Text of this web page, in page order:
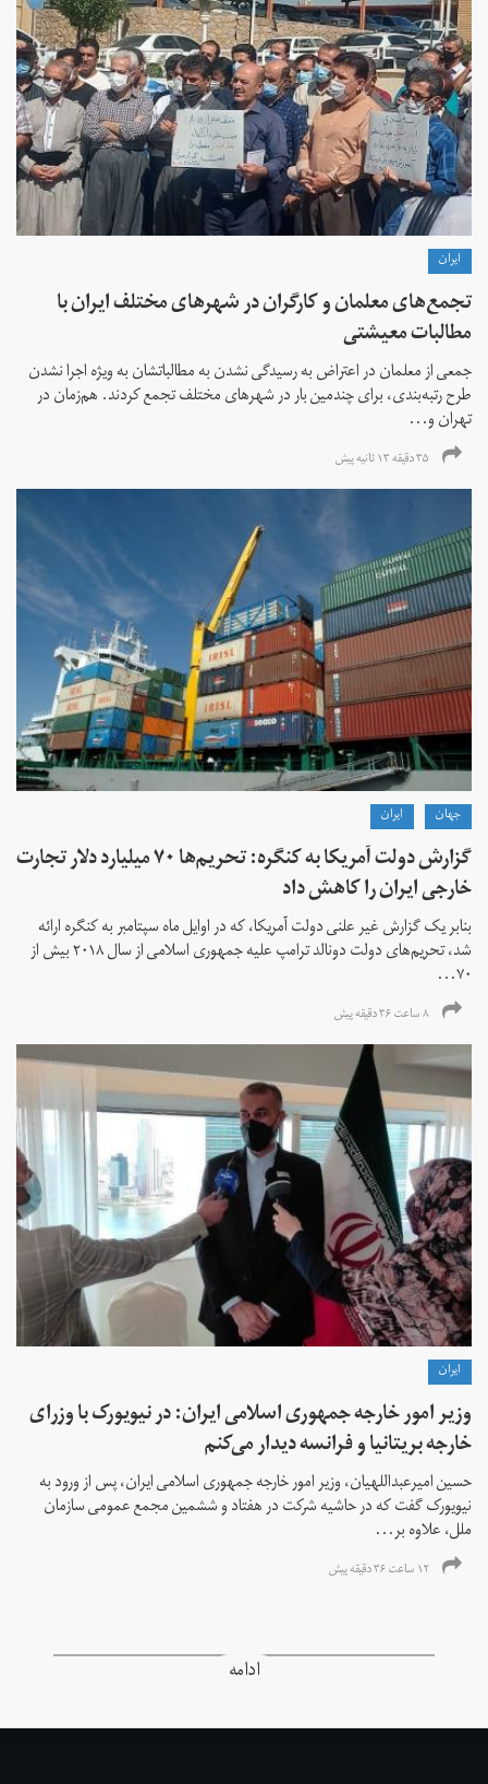
ايران
تجمع‌های معلمان و کارگران در شهرهای مختلف ایران با
مطالبات معیشتی
جمعی از معلمان در اعتراض به رسیدگی نشدن به مطالباتشان به ویژه اجرا نشدن
طرح رتبه‌بندی، برای چندمین بار در شهرهای مختلف تجمع کردند. هم‌زمان در
تهران و...
۳۵ دقیقه ۱۳ ثانیه پیش
جهان ايران
گزارش دولت آمریکا به کنگره: تحریم‌ها ۷۰ میلیارد دلار تجارت
خارجی ایران را کاهش داد
بنابر یک گزارش غیر علنی دولت آمریکا، که در اوایل ماه سپتامبر به کنگره ارائه
شد، تحریم‌های دولت دونالد ترامپ علیه جمهوری اسلامی از سال ۲۰۱۸ بیش از
۷۰...
۸ ساعت ۳۶ دقیقه پیش
ايران
وزیر امور خارجه جمهوری اسلامی ایران: در نیویورک با وزرای
خارجه بریتانیا و فرانسه دیدار می‌کنم
حسین امیرعبداللهیان، وزیر امور خارجه جمهوری اسلامی ایران، پس از ورود به
نیویورک گفت که در حاشیه شرکت در هفتاد و ششمین مجمع عمومی سازمان
ملل، علاوه بر...
۱۲ ساعت ۳۶ دقیقه پیش
ادامه